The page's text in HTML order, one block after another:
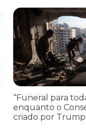
e repúdio aos ataques
“Funeral para toda
“Funeral para
enquanto o
criado por Trump